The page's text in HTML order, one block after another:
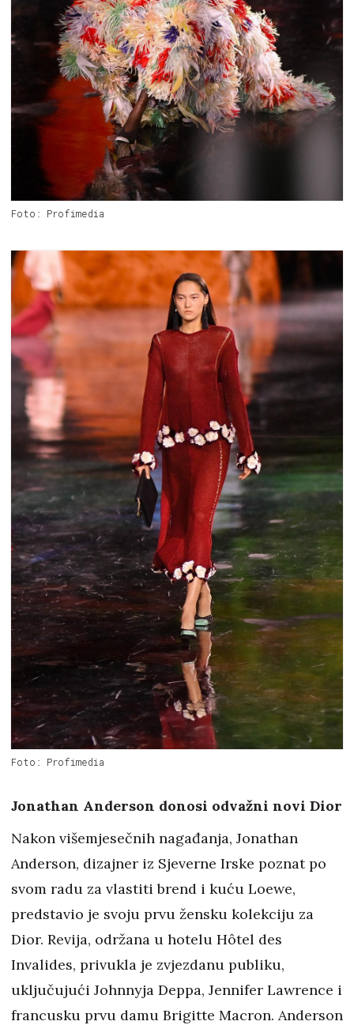
Foto: Profimedia
Foto: Profimedia
Jonathan Anderson donosi odvažni novi Dior
Nakon višemjesečnih nagađanja, Jonathan
Anderson, dizajner iz Sjeverne Irske poznat po
svom radu za vlastiti brend i kuću Loewe,
predstavio je svoju prvu žensku kolekciju za
Dior. Revija, održana u hotelu Hôtel des
Invalides, privukla je zvjezdanu publiku,
uključujući Johnnyja Deppa, Jennifer Lawrence i
francusku prvu damu Brigitte Macron. Anderson